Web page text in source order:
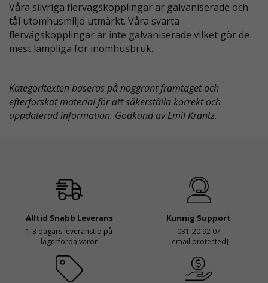
Våra silvriga flervägskopplingar är galvaniserade och
tål utomhusmiljö utmärkt. Våra svarta
flervägskopplingar är inte galvaniserade vilket gör de
mest lämpliga för inomhusbruk.
Kategoritexten baseras på noggrant framtaget och
efterforskat material för att säkerställa korrekt och
uppdaterad information. Godkänd avEmil Krantz.
Alltid Snabb Leverans
1-3 dagars leveranstid på
lagerförda varor
Kunnig Support
031-20 92 07
[email protected]